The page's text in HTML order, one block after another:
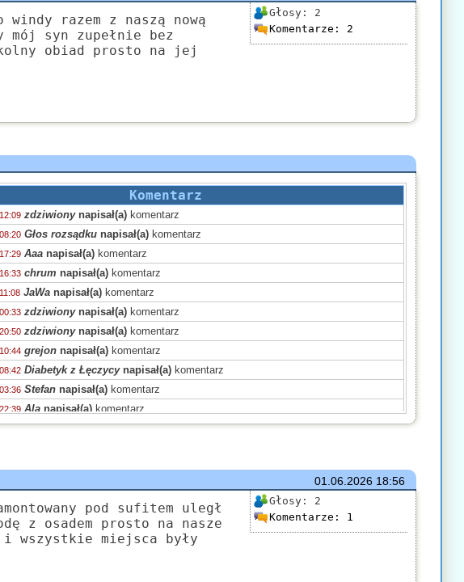
Głosy: 2
Komentarze: 2
windy razem z naszą nową
syn zupełnie bez
obiad prosto na jej
Komentarz
zdziwionynapisał(a) komentarz
Głos rozsądku napisał(a) komentarz
Aaa napisał(a) komentarz
chrum napisał(a) komentarz
JaWa napisał(a) komentarz
zdziwionynapisał(a) komentarz
zdziwionynapisał(a) komentarz
grejon napisał(a) komentarz
Diabetyk z Łęczycynapisał(a) komentarz
Stefan napisał(a) komentarz
Ala napisał(a) komentarz
Zynanapisał(a)komentarz
Przyjaznanapisał(a)komentarz
zdziwionynapisał(a)komentarz
Grejonnapisał(a) komentarz
kurgan napisał(a)komentarz
JaWa napisał(a)komentarz
01.06.202618:56
Głosy: 2
Komentarze: 1
pod sufitem uległ
z osadem prosto na nasze
i wszystkie miejsca były